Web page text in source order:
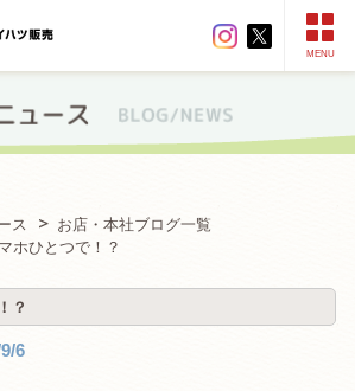
MENU
ス
お店・本社ブログ一覧
ホひとつで！？
？
6